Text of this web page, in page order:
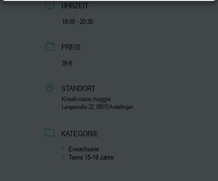
UHRZEIT
18:00 - 20:30
PREIS
39 €
STANDORT
Kreativoase.maggie
Langestraße 22, 88515 Andelfingen
KATEGORIE
Erwachsene
Teens 15-18 Jahre